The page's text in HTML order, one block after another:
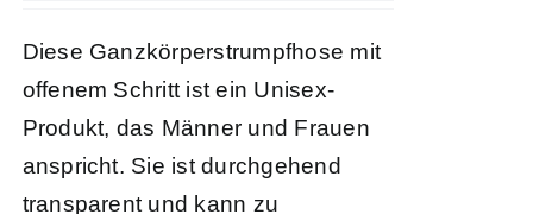
Diese Ganzkörperstrumpfhose mit
offenem Schritt ist ein Unisex-
Produkt, das Männer und Frauen
anspricht. Sie ist durchgehend
transparent und kann zu